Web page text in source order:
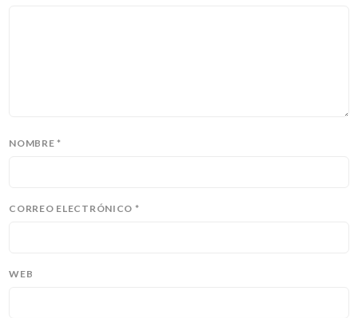
NOMBRE*
CORREO ELECTRÓNICO *
WEB